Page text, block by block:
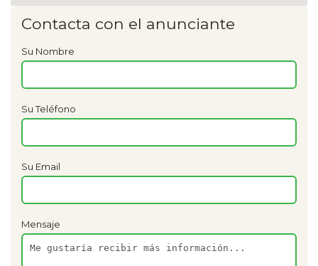
Contacta con el anunciante
Su Nombre
Su Teléfono
Su Email
Mensaje